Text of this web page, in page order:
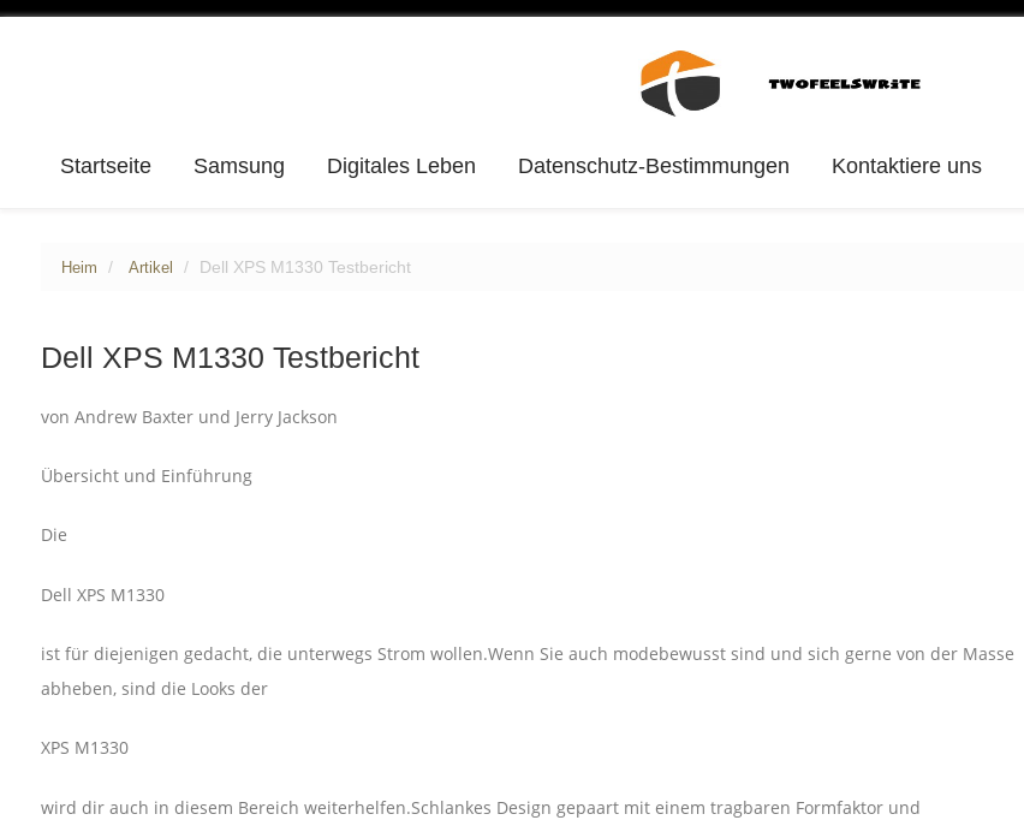
Startseite Samsung Digitales Leben Datenschutz-Bestimmungen Kontaktiere uns
Heim Artikel Dell XPS M1330 Testbericht
Dell XPS M1330 Testbericht
von Andrew Baxter und Jerry Jackson
Übersicht und Einführung
Die
Dell XPS M1330
ist für diejenigen gedacht, die unterwegs Strom wollen.Wenn Sie auch modebewusst sind und sich gerne von der Masse
abheben, sind die Looks der
XPS M1330
wird dir auch in diesem Bereich weiterhelfen.Schlankes Design gepaart mit einem tragbaren Formfaktor und